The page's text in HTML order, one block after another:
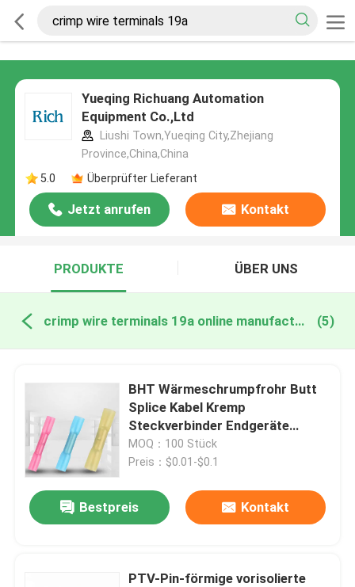
Yueqing Richuang Automation
Equipment Co.,Ltd
Liushi Town,Yueqing City,Zhejiang
Province,China,China
5.0
Überprüfter Lieferant
Jetzt anrufen Kontakt
PRODUKTE ÜBER UNS
crimp wire terminals 19a online manufacture (5)
BHT Wärmeschrumpfrohr Butt
Splice Kabel Kremp
Steckverbinder Endgeräte
wasserdicht
MOQ：100 Stück
Preis：$0.01-$0.1
Bestpreis Kontakt
PTV-Pin-förmige vorisolierte